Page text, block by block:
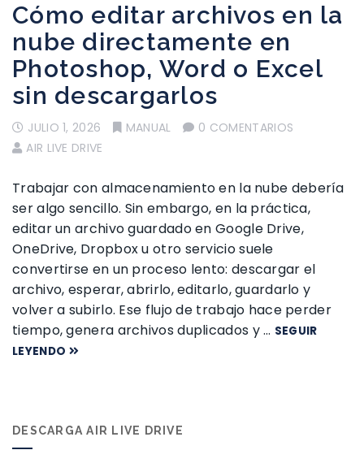
Cómo editar archivos en la
nube directamente en
Photoshop, Word o Excel
sin descargarlos
JULIO 1, 2026 MANUAL
0 COMENTARIOS
AIR LIVE DRIVE
Trabajar con almacenamiento en la nube debería
ser algo sencillo. Sin embargo, en la práctica,
editar un archivo guardado en Google Drive,
OneDrive, Dropbox u otro servicio suele
convertirse en un proceso lento: descargar el
archivo, esperar, abrirlo, editarlo, guardarlo y
volver a subirlo. Ese flujo de trabajo hace perder
tiempo, genera archivos duplicados y … SEGUIR
LEYENDO
DESCARGA AIR LIVE DRIVE